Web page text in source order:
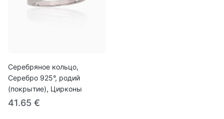
Серебряное кольцо,
Серебро 925°, родий
(покрытие), Цирконы
41.65 €